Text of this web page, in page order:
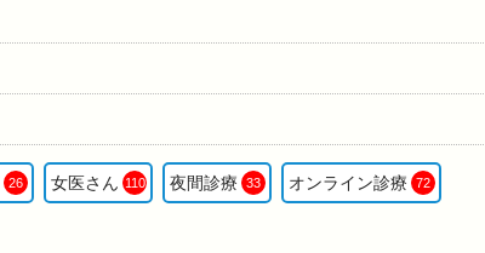
26 女医さん 110 夜間診療 33 オンライン診療 72